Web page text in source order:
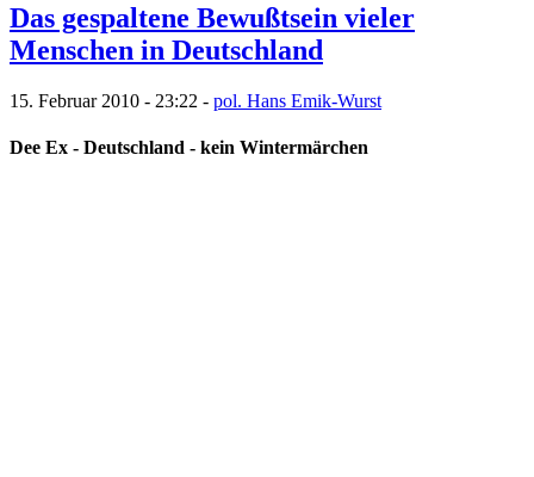
Das gespaltene Bewußtsein vieler
Menschen in Deutschland
15. Februar 2010 - 23:22 - pol. Hans Emik-Wurst
Dee Ex - Deutschland - kein Wintermärchen